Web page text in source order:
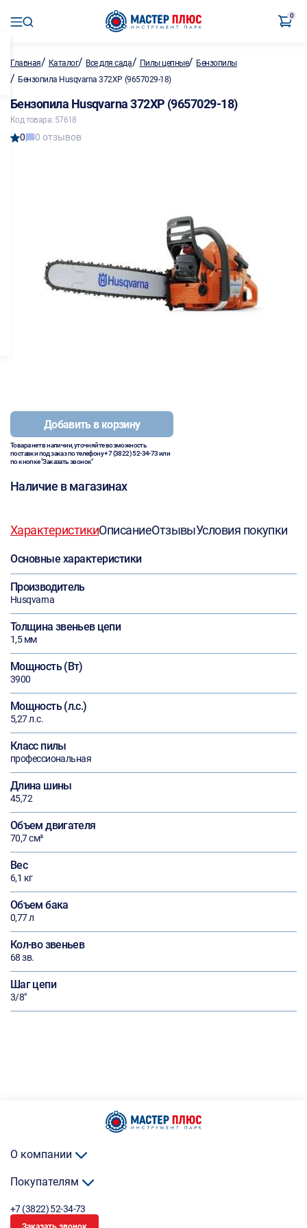
0
Главная/ Каталог/ Все для сада/ Пилы цепные/ Бензопилы
/ Бензопила Husqvarna 372XP (9657029-18)
Бензопила Husqvarna 372XP (9657029-18)
Код товара: 57618
0 0 отзывов
Добавить в корзину
Товара нет в наличии, уточняйте возможность
поставки под заказ по телефону+7 (3822) 52-34-73или
по кнопке "Заказать звонок"
Наличие в магазинах
ХарактеристикиОписаниеОтзывыУсловия покупки
Основные характеристики
Производитель
Husqvarna
Толщина звеньев цепи
1,5 мм
Мощность (Вт)
3900
Мощность (л.с.)
5,27 л.с.
Класс пилы
профессиональная
Длина шины
45,72
Объем двигателя
70,7 см³
Вес
6,1 кг
Объем бака
0,77 л
Кол-во звеньев
68 зв.
Шаг цепи
3/8"
О компании
Покупателям
+7 (3822) 52-34-73